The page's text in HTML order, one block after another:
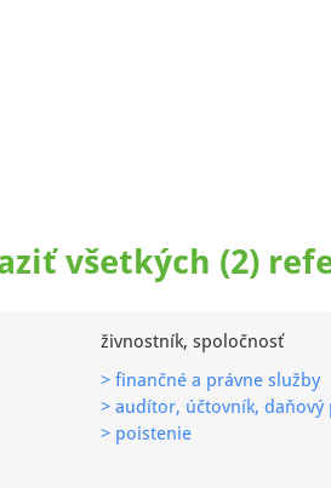
všetkých (2)
živnostník, spoločnosť
> finančné a právne služby
> audítor, účtovník, daňový
> poistenie